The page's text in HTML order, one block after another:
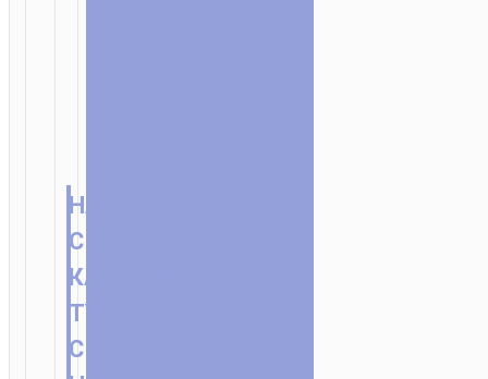
НАБОР
С
КАБЕЛЕМ
TYPE-
C